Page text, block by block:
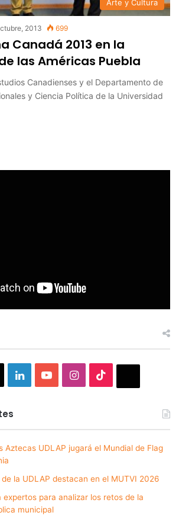
Arte y Cultura
2013 699
Canadá 2013 en la
las Américas Puebla
Canadienses y el Departamento de
y Ciencia Política de la Universidad
LinkedInYouTubeInstagram
Aztecas UDLAP jugará el Mundial de Flag
de la UDLAP destacan en el MUTVI 2026
expertos para analizar los retos de la
municipal